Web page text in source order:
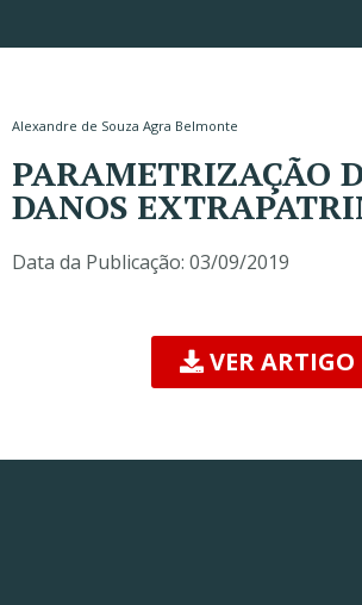
Alexandre de Souza Agra Belmonte
PARAMETRIZAÇÃO
DANOS
Data da Publicação: 03/09/2019
VER ARTIGO